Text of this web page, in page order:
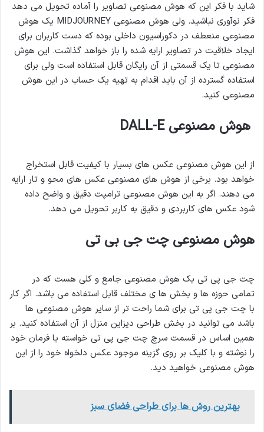
شاید با فکر این که هوش مصنوعی تصاویر را آماده تحویل می دهد
فکر نوآوری نباشید. ولی هوش مصنوعی MIDJOURNEY یک هوش
مصنوعی منعطف در دکوراسیون داخلی بوده که دست کاربران برای
ایجاد خلاقیت در تصاویر ارایه شده را باز خواهد گذاشت. این هوش
مصنوعی تا یک قسمتی از آن رایگان قابل استفاده است ولی برای
استفاده گسترده از آن باید اقدام به تهیه یک حساب در این هوش
مصنوعی کنید.
هوش مصنوعی DALL-E
از این هوش مصنوعی عکس های بسیار با کیفیت قابل استخراج
خواهد بود. برخی از هوش های مصنوعی عکس های محو و تار ارایه
می دهند. اگر به این هوش مصنوعی ترامپت دقیق و واضح داده
شود عکس های کاربردی و دقیق به کاربر تحویل می دهد.
هوش مصنوعی چت جی بی تی
چت جی پی تی یک هوش مصنوعی جامع و کلی هست که در
تمامی حوزه ها و بخش ها ی مختلف قابل استفاده می باشد. اگر کار
با چت جی پی تی برای شما راحت تر از سایر هوش مصنوعی ها
باشد می توانید در بخش طراحی دیزاین منزل از آن استفاده کنید. بر
همین اساس در قسمت سرچ چت جی پی تی خواسته یا فرمان خود
را نوشته و با کلیک بر روی گزینه موجود عکس دلخواه خود را از این
هوش مصنوعی خواهید دید.
بهترین روش ها برای طراحی فضای سبز